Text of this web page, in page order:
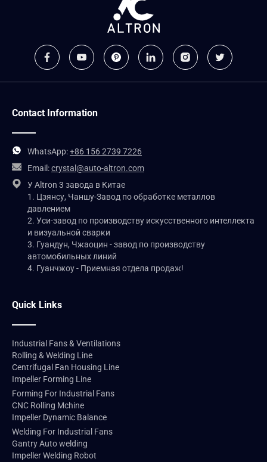
Contact Information
WhatsApp:+86 156 2739 7226
Email:crystal@auto-altron.com
У Altron 3 завода в Китае
1. Цзянсу, Чаншу-Завод по обработке металлов
давлением
2. Уси-завод по производству искусственного интеллекта
и визуальной сварки
3. Гуандун, Чжаоцин - завод по производству
автомобильных линий
4. Гуанчжоу - Приемная отдела продаж!
Quick Links
Industrial Fans & Ventilations
Rolling & Welding Line
Centrifugal Fan Housing Line
Impeller Forming Line
Forming For Industrial Fans
CNC Rolling Mchine
Impeller Dynamic Balance
Welding For Industrial Fans
Gantry Auto welding
Impeller Welding Robot